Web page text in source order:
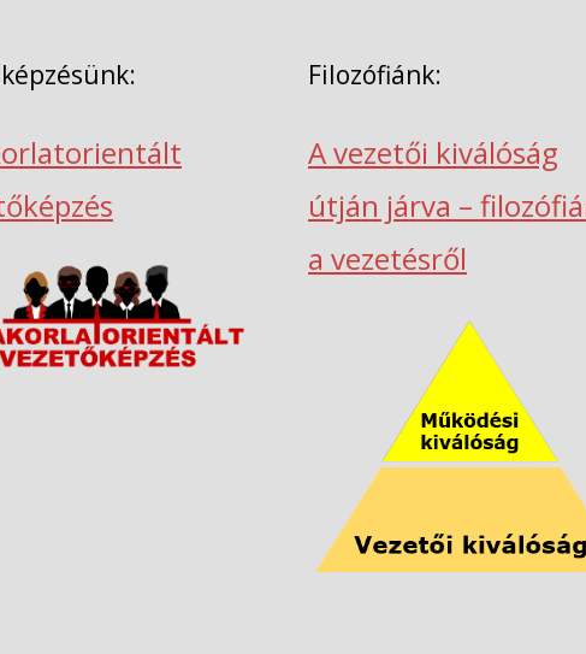
Filozófiánk:
A vezetői kiválóság
útján járva –
a vezetésről